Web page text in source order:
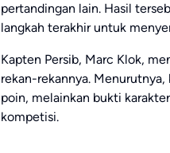
pertandingan lain. Hasil
langkah terakhir untuk
Kapten Persib, Marc Klok,
rekan-rekannya.
poin, melainkan bukti
kompetisi.